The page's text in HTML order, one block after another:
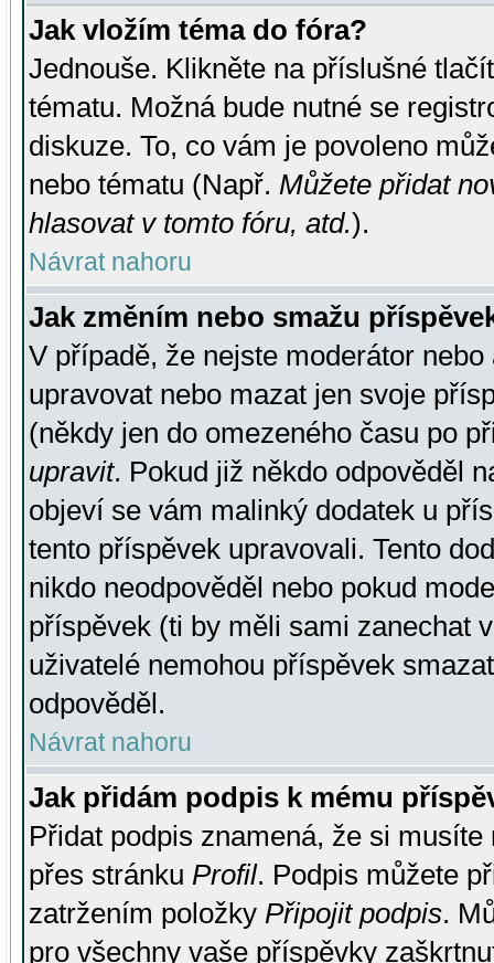
Jak vložím téma do fóra?
Jednouše. Klikněte na příslušné
tématu. Možná bude nutné se
diskuze. To, co vám je povoleno
nebo tématu (Např. Můžete přidat
hlasovat v tomto fóru, atd.).
Návrat nahoru
Jak změním nebo smažu
V případě, že nejste moderátor
upravovat nebo mazat jen svoje
(někdy jen do omezeného času po
upravit. Pokud již někdo odpověděl
objeví se vám malinký dodatek u
tento příspěvek upravovali. Tento
nikdo neodpověděl nebo pokud
příspěvek (ti by měli sami zanechat
uživatelé nemohou příspěvek
odpověděl.
Návrat nahoru
Jak přidám podpis k mému
Přidat podpis znamená, že si
přes stránku Profil. Podpis můžete
zatržením položky Připojit podpis.
pro všechny vaše příspěvky